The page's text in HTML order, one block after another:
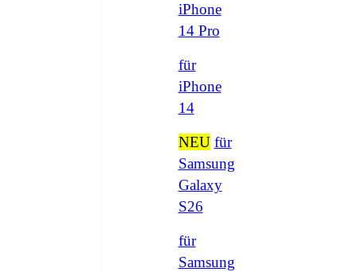
iPhone
14 Pro
für
iPhone
14
NEU für
Samsung
Galaxy
S26
für
Samsung